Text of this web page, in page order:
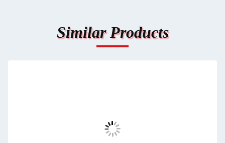
Similar Products